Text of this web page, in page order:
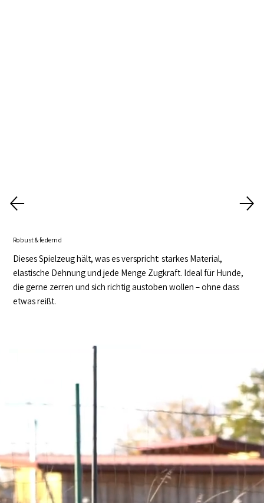
Robust & federnd
Dieses Spielzeug hält, was es verspricht: starkes Material,
elastische Dehnung und jede Menge Zugkraft. Ideal für Hunde,
die gerne zerren und sich richtig austoben wollen – ohne dass
etwas reißt.